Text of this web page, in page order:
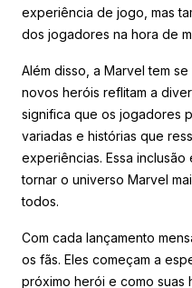
experiência de jogo, mas
dos jogadores na hora de
Além disso, a Marvel tem
novos heróis reflitam a
significa que os jogadores
variadas e histórias que
experiências. Essa
tornar o universo Marvel
todos.
Com cada lançamento
os fãs. Eles começam a
próximo herói e como suas